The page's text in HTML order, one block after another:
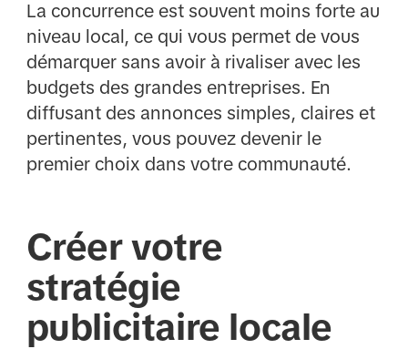
La concurrence est souvent moins forte au
niveau local, ce qui vous permet de vous
démarquer sans avoir à rivaliser avec les
budgets des grandes entreprises. En
diffusant des annonces simples, claires et
pertinentes, vous pouvez devenir le
premier choix dans votre communauté.
Créer votre
stratégie
publicitaire locale